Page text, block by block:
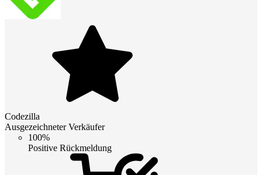
Codezilla
Ausgezeichneter Verkäufer
100%
Positive Rückmeldung